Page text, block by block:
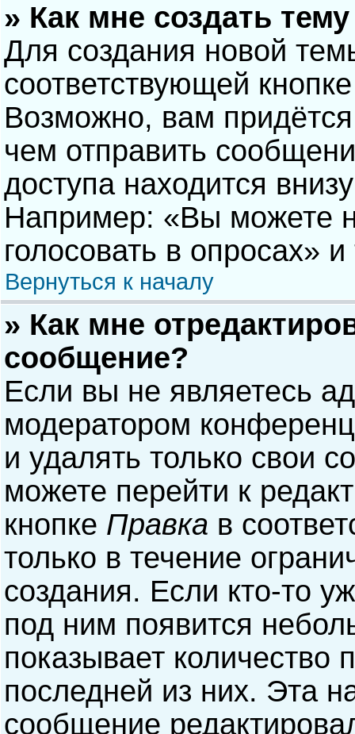
» Как мне создать
Для создания новой
соответствующей
Возможно, вам
чем отправить
доступа находится
Например: «Вы можете
голосовать в опросах» и
Вернуться к началу
» Как мне
сообщение?
Если вы не являетесь
модератором
и удалять только свои
можете перейти к
кнопке Правка в
только в течение
создания. Если кто-то
под ним появится
показывает количество
последней из них. Эта
сообщение